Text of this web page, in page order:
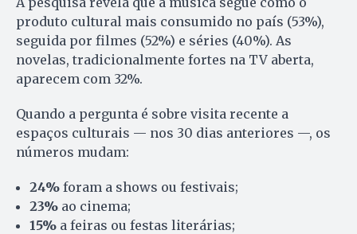
produto cultural mais consumido no país (53%),
seguida por filmes (52%) e séries (40%). As
novelas, tradicionalmente fortes na TV aberta,
aparecem com 32%.
Quando a pergunta é sobre visita recente a
espaços culturais — nos 30 dias anteriores —, os
números mudam:
24% foram a shows ou festivais;
23% ao cinema;
15% a feiras ou festas literárias;